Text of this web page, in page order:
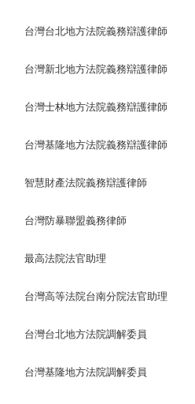
台灣台北地方法院義務辯護律師
台灣新北地方法院義務辯護律師
台灣士林地方法院義務辯護律師
台灣基隆地方法院義務辯護律師
智慧財產法院義務辯護律師
台灣防暴聯盟義務律師
最高法院法官助理
台灣高等法院台南分院法官助理
台灣台北地方法院調解委員
台灣基隆地方法院調解委員